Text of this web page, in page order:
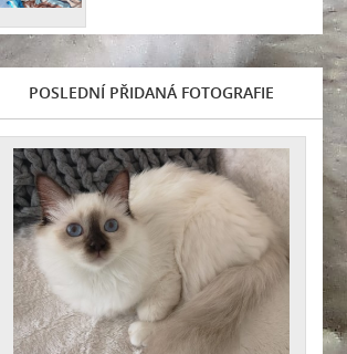
POSLEDNÍ PŘIDANÁ FOTOGRAFIE